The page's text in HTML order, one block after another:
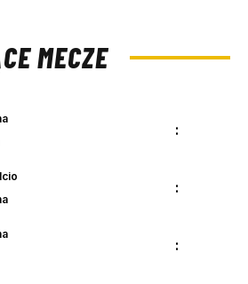
MECZE
:
:
: